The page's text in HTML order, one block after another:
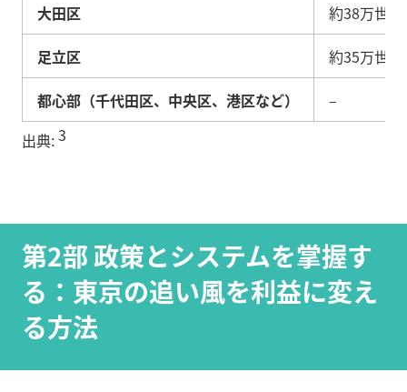
大田区
約38万世帯
足立区
約35万世帯
都心部（千代田区、中央区、港区など）
–
出典:3
第2部 政策とシステムを掌握す
る：東京の追い風を利益に変え
る方法